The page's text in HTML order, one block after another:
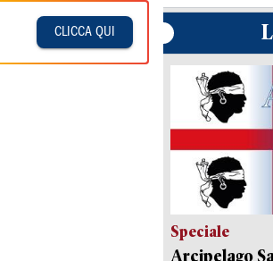
CLICCA QUI
Speciale
Arcipelago